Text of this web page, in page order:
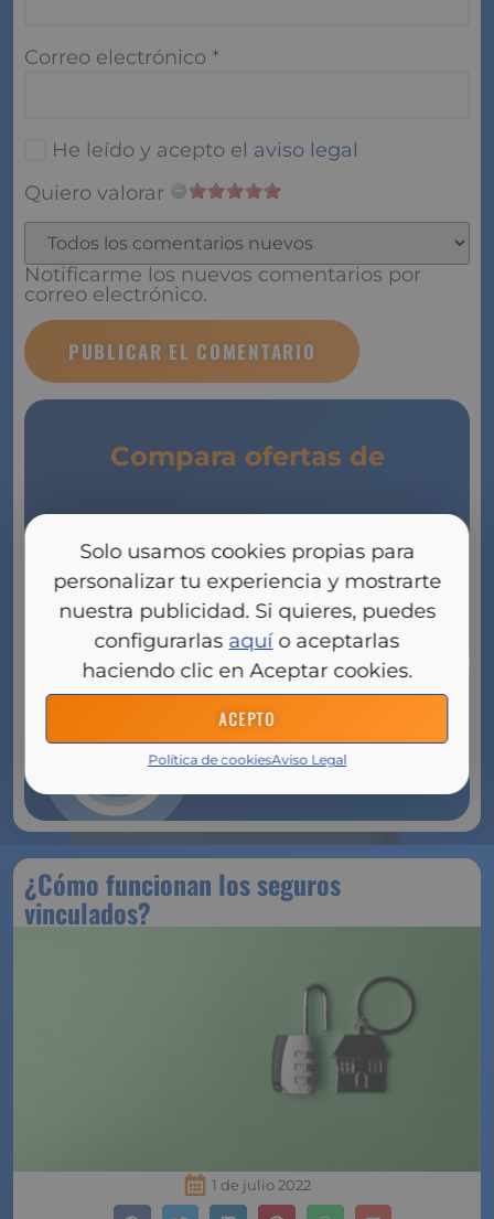
Solo usamos cookies propias para
personalizar tu experiencia y mostrarte
nuestra publicidad. Si quieres, puedes
configurarlas aquío aceptarlas
haciendo clic en Aceptar cookies.
ACEPTO
Política de cookiesAviso Legal
Correo electrónico *
He leído y acepto el aviso legal
Quiero valorar
Notificarme los nuevos comentarios por
correo electrónico.
Compara ofertas de
Seguros
de Vida
Pulsa Aquí Ahora
¿Cómo funcionan los seguros
vinculados?
1 de julio 2022